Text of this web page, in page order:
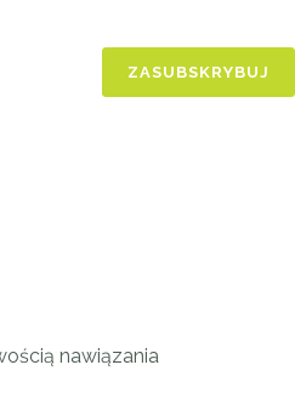
ZASUBSKRYBUJ
nawiązania